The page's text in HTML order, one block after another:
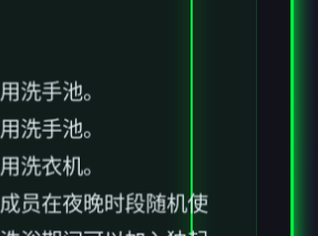
洗手池。
洗手池。
洗衣机。
员在夜晚时段随机使